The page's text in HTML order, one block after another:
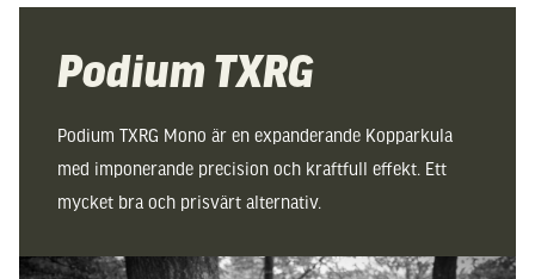
Podium TXRG
Podium TXRG Mono är en expanderande Kopparkula
med imponerande precision och kraftfull effekt. Ett
mycket bra och prisvärt alternativ.